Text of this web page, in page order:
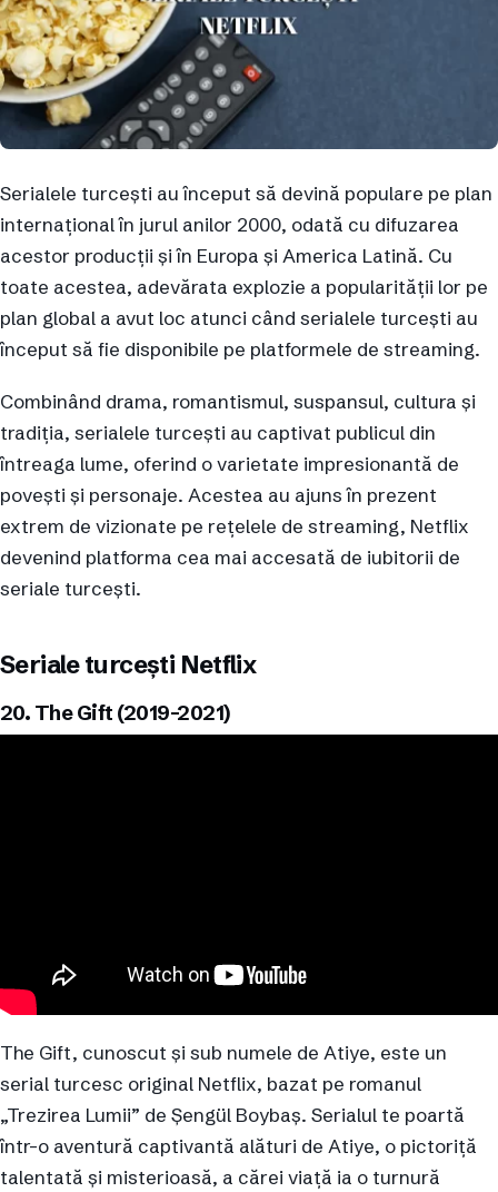
Serialele turcești au început să devină populare pe plan
internațional în jurul anilor 2000, odată cu difuzarea
acestor producții și în Europa și America Latină. Cu
toate acestea, adevărata explozie a popularității lor pe
plan global a avut loc atunci când serialele turcești au
început să fie disponibile pe platformele de streaming.
Combinând drama, romantismul, suspansul, cultura și
tradiția, serialele turcești au captivat publicul din
întreaga lume, oferind o varietate impresionantă de
povești și personaje. Acestea au ajuns în prezent
extrem de vizionate pe rețelele de streaming, Netflix
devenind platforma cea mai accesată de iubitorii de
seriale turcești.
Seriale turcești Netflix
20. The Gift (2019-2021)
The Gift, cunoscut și sub numele de Atiye, este un
serial turcesc original Netflix, bazat pe romanul
„Trezirea Lumii” de Şengül Boybaş. Serialul te poartă
într-o aventură captivantă alături de Atiye, o pictoriță
talentată și misterioasă, a cărei viață ia o turnură